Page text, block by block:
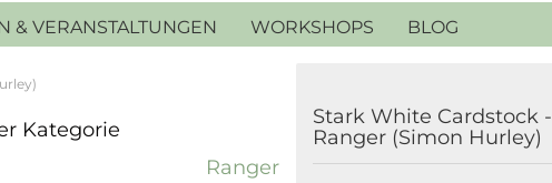
& VERANSTALTUNGEN WORKSHOPS BLOG
Kategorie
Ranger
Stark White Cardstock -
Ranger (Simon Hurley)